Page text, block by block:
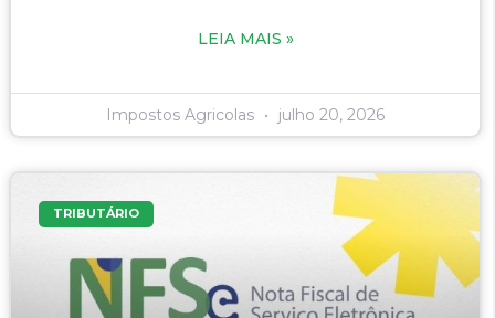
LEIA MAIS »
Impostos Agricolas julho 20, 2026
TRIBUTÁRIO